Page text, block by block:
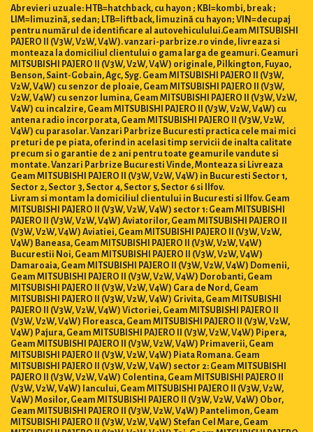
Abrevieri uzuale: HTB=hatchback, cu hayon ; KBI=kombi, break ;
LIM=limuzină, sedan; LTB=liftback, limuzină cu hayon; VIN=decupaj
pentru numărul de identificare al autovehiculului.Geam MITSUBISHI
PAJERO II (V3W, V2W, V4W). vanzari-parbrize.ro vinde, livreaza si
monteaza la domiciliul clientului o gama larga de geamuri. Geamuri
MITSUBISHI PAJERO II (V3W, V2W, V4W) originale, Pilkington, Fuyao,
Benson, Saint-Gobain, Agc, Syg. Geam MITSUBISHI PAJERO II (V3W,
V2W, V4W) cu senzor de ploaie, Geam MITSUBISHI PAJERO II (V3W,
V2W, V4W) cu senzor lumina, Geam MITSUBISHI PAJERO II (V3W, V2W,
V4W) cu incalzire, Geam MITSUBISHI PAJERO II (V3W, V2W, V4W) cu
antena radio incorporata, Geam MITSUBISHI PAJERO II (V3W, V2W,
V4W) cu parasolar. Vanzari Parbrize Bucuresti practica cele mai mici
preturi de pe piata, oferind in acelasi timp servicii de inalta calitate
precum si o garantie de 2 ani pentru toate geamurile vandute si
montate. Vanzari Parbrize Bucuresti Vinde, Monteaza si Livreaza
Geam MITSUBISHI PAJERO II (V3W, V2W, V4W) in Bucuresti Sector 1,
Sector 2, Sector 3, Sector 4, Sector 5, Sector 6 si Ilfov.
Livram si montam la domiciliul clientului in Bucuresti si Ilfov. Geam
MITSUBISHI PAJERO II (V3W, V2W, V4W) sector 1: Geam MITSUBISHI
PAJERO II (V3W, V2W, V4W) Aviatorilor, Geam MITSUBISHI PAJERO II
(V3W, V2W, V4W) Aviatiei, Geam MITSUBISHI PAJERO II (V3W, V2W,
V4W) Baneasa, Geam MITSUBISHI PAJERO II (V3W, V2W, V4W)
Bucurestii Noi, Geam MITSUBISHI PAJERO II (V3W, V2W, V4W)
Damaroaia, Geam MITSUBISHI PAJERO II (V3W, V2W, V4W) Domenii,
Geam MITSUBISHI PAJERO II (V3W, V2W, V4W) Dorobanti, Geam
MITSUBISHI PAJERO II (V3W, V2W, V4W) Gara de Nord, Geam
MITSUBISHI PAJERO II (V3W, V2W, V4W) Grivita, Geam MITSUBISHI
PAJERO II (V3W, V2W, V4W) Victoriei, Geam MITSUBISHI PAJERO II
(V3W, V2W, V4W) Floreasca, Geam MITSUBISHI PAJERO II (V3W, V2W,
V4W) Pajura, Geam MITSUBISHI PAJERO II (V3W, V2W, V4W) Pipera,
Geam MITSUBISHI PAJERO II (V3W, V2W, V4W) Primaverii, Geam
MITSUBISHI PAJERO II (V3W, V2W, V4W) Piata Romana. Geam
MITSUBISHI PAJERO II (V3W, V2W, V4W) sector 2: Geam MITSUBISHI
PAJERO II (V3W, V2W, V4W) Colentina, Geam MITSUBISHI PAJERO II
(V3W, V2W, V4W) Iancului, Geam MITSUBISHI PAJERO II (V3W, V2W,
V4W) Mosilor, Geam MITSUBISHI PAJERO II (V3W, V2W, V4W) Obor,
Geam MITSUBISHI PAJERO II (V3W, V2W, V4W) Pantelimon, Geam
MITSUBISHI PAJERO II (V3W, V2W, V4W) Stefan Cel Mare, Geam